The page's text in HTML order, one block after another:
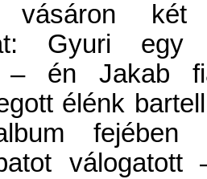
vásáron
Gyuri egy
– én Jakab
élénk
fejében